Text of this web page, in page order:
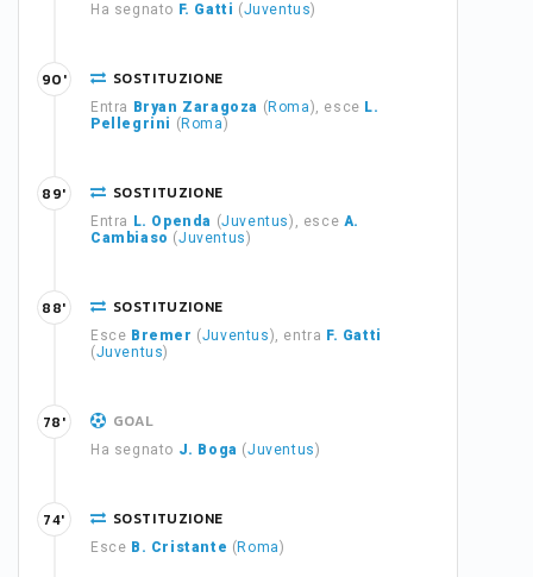
Ha segnato F. Gatti (Juventus)
SOSTITUZIONE
Entra Bryan Zaragoza ( Roma), esce L.
Pellegrini ( Roma)
90'
SOSTITUZIONE
Entra L. Openda (Juventus), esce A.
Cambiaso (Juventus)
89'
SOSTITUZIONE
Esce Bremer (Juventus), entra F. Gatti
(Juventus)
88'
GOAL
Ha segnato J. Boga (Juventus)
78'
SOSTITUZIONE
Esce B. Cristante ( Roma)
74'